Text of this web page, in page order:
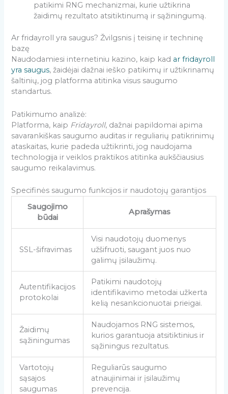
patikimi RNG mechanizmai, kurie užtikrina
žaidimų rezultato atsitiktinumą ir sąžiningumą.
Ar fridayroll yra saugus? Žvilgsnis į teisinę ir techninę
bazę
Naudodamiesi internetiniu kazino, kaip kad ar fridayroll
yra saugus, žaidėjai dažnai ieško patikimų ir užtikrinamų
šaltinių, jog platforma atitinka visus saugumo
standartus.
Patikimumo analizė:
Platforma, kaip Fridayroll, dažnai papildomai apima
savarankiškas saugumo auditas ir reguliarių patikrinimų
ataskaitas, kurie padeda užtikrinti, jog naudojama
technologija ir veiklos praktikos atitinka aukščiausius
saugumo reikalavimus.
Specifinės saugumo funkcijos ir naudotojų garantijos
Saugojimo
būdai
Aprašymas
SSL-šifravimas
Visi naudotojų duomenys
užšifruoti, saugant juos nuo
galimų įsilaužimų.
Autentifikacijos
protokolai
Patikimi naudotojų
identifikavimo metodai užkerta
kelią nesankcionuotai prieigai.
Žaidimų
sąžiningumas
Naudojamos RNG sistemos,
kurios garantuoja atsitiktinius ir
sąžiningus rezultatus.
Vartotojų
sąsajos
saugumas
Reguliarūs saugumo
atnaujinimai ir įsilaužimų
prevencija.